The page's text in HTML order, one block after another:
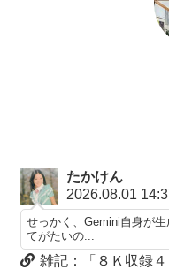
たかけん
2026.08.01
せっかく、Gemini自身が
てがたいの...
雑記：「８Ｋ収録